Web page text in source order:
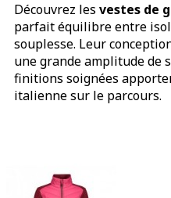
Découvrez les vestes de
parfait équilibre entre
souplesse. Leur
une grande amplitude de
finitions soignées
italienne sur le parcours.